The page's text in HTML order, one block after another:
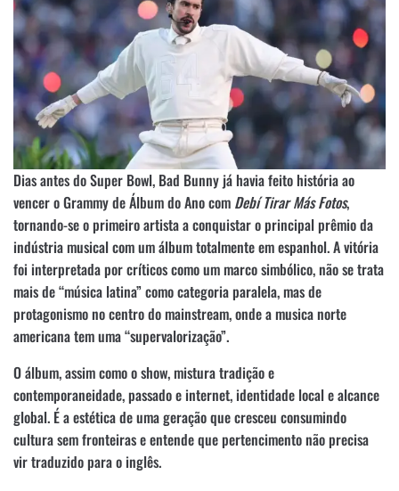
Dias antes do Super Bowl, Bad Bunny já havia feito história ao
vencer o Grammy de Álbum do Ano com Debí Tirar Más Fotos,
tornando-se o primeiro artista a conquistar o principal prêmio da
indústria musical com um álbum totalmente em espanhol. A vitória
foi interpretada por críticos como um marco simbólico, não se trata
mais de “música latina” como categoria paralela, mas de
protagonismo no centro do mainstream, onde a musica norte
americana tem uma “supervalorização”.
O álbum, assim como o show, mistura tradição e
contemporaneidade, passado e internet, identidade local e alcance
global. É a estética de uma geração que cresceu consumindo
cultura sem fronteiras e entende que pertencimento não precisa
vir traduzido para o inglês.